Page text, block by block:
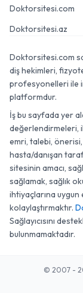
Doktorsitesi.com
Doktorsitesi.az
Doktorsitesi.com
diş hekimleri,
profesyonelleri ile
platformdur.
İş bu sayfada yer
değerlendirmeleri,
emri, talebi, önerisi,
hasta/danışan
sitesinin amacı,
sağlamak, sağlık
ihtiyaçlarına uygun
kolaylaştırmaktır.
Sağlayıcısını
bulunmamaktadır.
© 2007 -